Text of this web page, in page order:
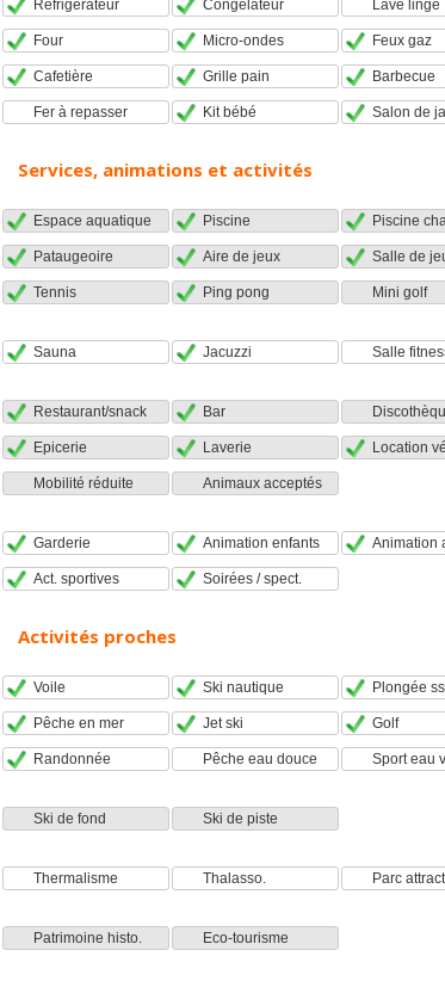
Réfrigérateur Congélateur Lave linge
Four Micro-ondes Feux gaz
Cafetière Grille pain Barbecue
Fer à repasser Kit bébé Salon de
Services, animations et activités
Espace aquatique Piscine Piscine
Pataugeoire Aire de jeux Salle de
Tennis Ping pong Mini golf
Sauna Jacuzzi Salle
Restaurant/snack Bar
Epicerie Laverie Location
Mobilité réduite Animaux acceptés
Garderie Animation enfants Animation
Act. sportives Soirées / spect.
Activités proches
Voile Ski nautique Plongée
Pêche en mer Jet ski Golf
Randonnée Pêche eau douce Sport eau
Ski de fond Ski de piste
Thermalisme Thalasso. Parc
Patrimoine histo. Eco-tourisme